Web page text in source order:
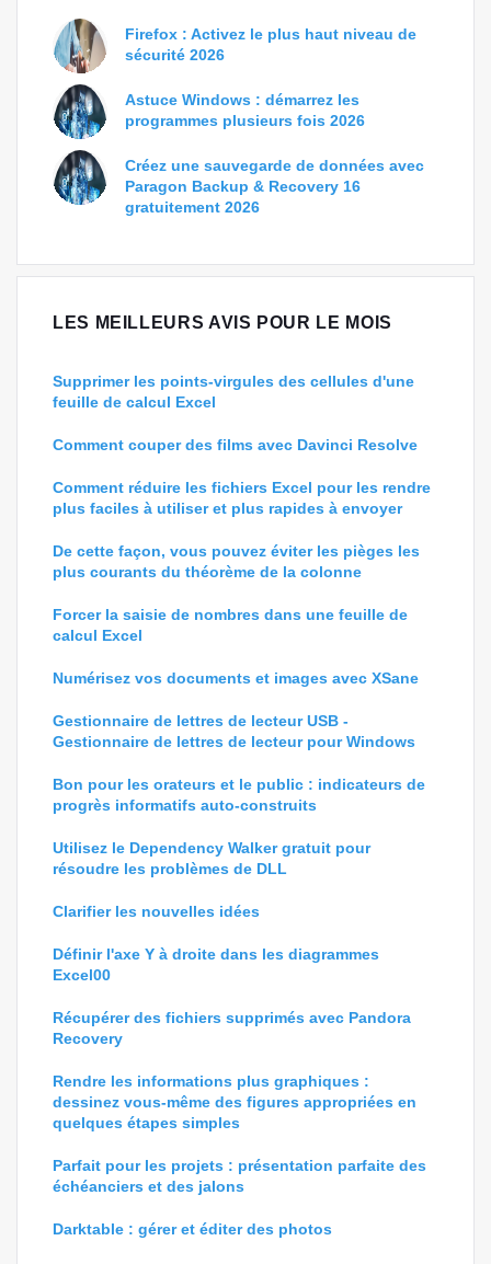
Firefox : Activez le plus haut niveau de
sécurité 2026
Astuce Windows : démarrez les
programmes plusieurs fois 2026
Créez une sauvegarde de données avec
Paragon Backup & Recovery 16
gratuitement 2026
LES MEILLEURS AVIS POUR LE MOIS
Supprimer les points-virgules des cellules d'une
feuille de calcul Excel
Comment couper des films avec Davinci Resolve
Comment réduire les fichiers Excel pour les rendre
plus faciles à utiliser et plus rapides à envoyer
De cette façon, vous pouvez éviter les pièges les
plus courants du théorème de la colonne
Forcer la saisie de nombres dans une feuille de
calcul Excel
Numérisez vos documents et images avec XSane
Gestionnaire de lettres de lecteur USB -
Gestionnaire de lettres de lecteur pour Windows
Bon pour les orateurs et le public : indicateurs de
progrès informatifs auto-construits
Utilisez le Dependency Walker gratuit pour
résoudre les problèmes de DLL
Clarifier les nouvelles idées
Définir l'axe Y à droite dans les diagrammes
Excel00
Récupérer des fichiers supprimés avec Pandora
Recovery
Rendre les informations plus graphiques :
dessinez vous-même des figures appropriées en
quelques étapes simples
Parfait pour les projets : présentation parfaite des
échéanciers et des jalons
Darktable : gérer et éditer des photos